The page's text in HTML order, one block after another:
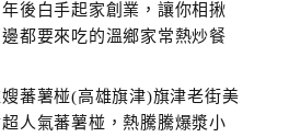
年後白手起家創業，讓你相揪
邊都要來吃的溫鄉家常熱炒餐
蕃薯椪(高雄旗津)旗津老街美
人氣蕃薯椪，熱騰騰爆漿小